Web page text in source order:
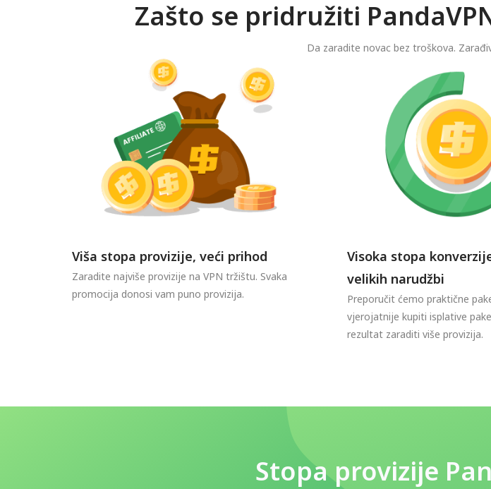
Zašto se pridružiti
Da zaradite novac bez troškova.
Viša stopa provizije, veći prihod
Zaradite najviše provizije na VPN tržištu. Svaka
promocija donosi vam puno provizija.
Visoka stopa
velikih narudžbi
Preporučit ćemo praktične
vjerojatnije kupiti isplative
rezultat zaraditi više provizija.
Stopa provizije